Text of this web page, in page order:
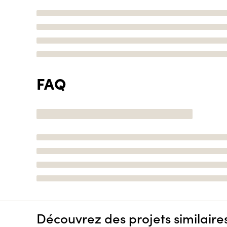
FAQ
Découvrez des projets